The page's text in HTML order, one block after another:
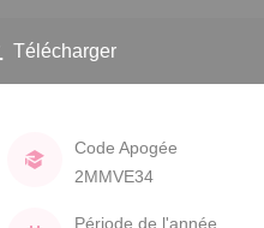
Télécharger
Code Apogée
2MMVE34
Période de l'année